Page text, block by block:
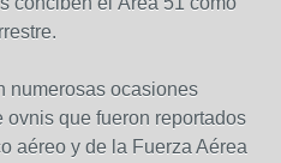
numerosas ocasiones
que fueron reportados
aéreo y de la Fuerza Aérea